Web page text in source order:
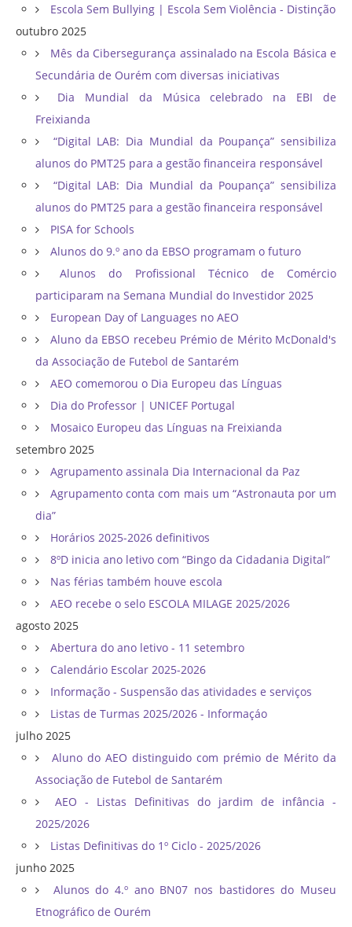
Escola Sem Bullying | Escola Sem Violência - Distinção
outubro 2025
Mês da Cibersegurança assinalado na Escola Básica e
Secundária de Ourém com diversas iniciativas
Dia Mundial da Música celebrado na EBI de
Freixianda
“Digital LAB: Dia Mundial da Poupança” sensibiliza
alunos do PMT25 para a gestão financeira responsável
“Digital LAB: Dia Mundial da Poupança” sensibiliza
alunos do PMT25 para a gestão financeira responsável
PISA for Schools
Alunos do 9.º ano da EBSO programam o futuro
Alunos do Profissional Técnico de Comércio
participaram na Semana Mundial do Investidor 2025
European Day of Languages no AEO
Aluno da EBSO recebeu Prémio de Mérito McDonald's
da Associação de Futebol de Santarém
AEO comemorou o Dia Europeu das Línguas
Dia do Professor | UNICEF Portugal
Mosaico Europeu das Línguas na Freixianda
setembro 2025
Agrupamento assinala Dia Internacional da Paz
Agrupamento conta com mais um “Astronauta por um
dia”
Horários 2025-2026 definitivos
8ºD inicia ano letivo com “Bingo da Cidadania Digital”
Nas férias também houve escola
AEO recebe o selo ESCOLA MILAGE 2025/2026
agosto 2025
Abertura do ano letivo - 11 setembro
Calendário Escolar 2025-2026
Informação - Suspensão das atividades e serviços
Listas de Turmas 2025/2026 - Informaçáo
julho 2025
Aluno do AEO distinguido com prémio de Mérito da
Associação de Futebol de Santarém
AEO - Listas Definitivas do jardim de infância -
2025/2026
Listas Definitivas do 1º Ciclo - 2025/2026
junho 2025
Alunos do 4.º ano BN07 nos bastidores do Museu
Etnográfico de Ourém